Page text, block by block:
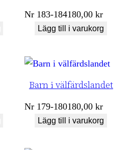
Nr 183-184180,00kr
Lägg till i varukorg
Barn i välfärdslandet
Nr 179-180180,00kr
Lägg till i varukorg